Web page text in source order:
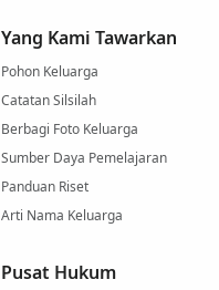
Yang Kami Tawarkan
Pohon Keluarga
Catatan Silsilah
Berbagi Foto Keluarga
Sumber Daya Pemelajaran
Panduan Riset
Arti Nama Keluarga
Pusat Hukum